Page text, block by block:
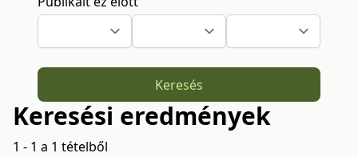
Keresés
Keresési eredmények
1 - 1 a 1 tételből